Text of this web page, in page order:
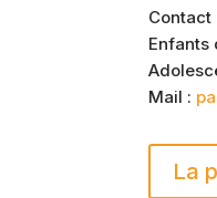
Contact
Enfants
Mail :
La